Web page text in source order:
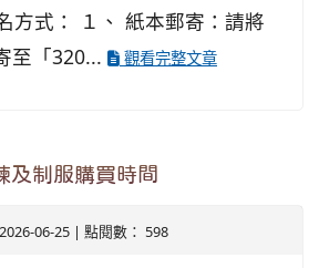
方式： １、 紙本郵寄：請將
至「320...
觀看完整文章
及制服購買時間
06-25 | 點閱數： 598